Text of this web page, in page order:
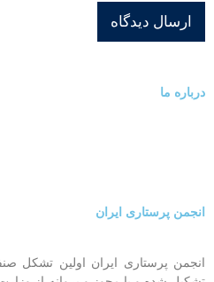
درباره ما
انجمن پرستاری ایران